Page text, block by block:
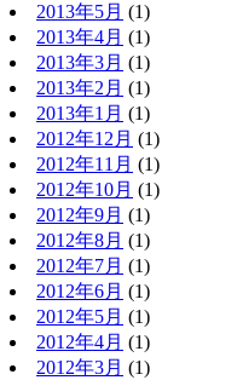
2013年5月 (1)
2013年4月 (1)
2013年3月 (1)
2013年2月 (1)
2013年1月 (1)
2012年12月 (1)
2012年11月 (1)
2012年10月 (1)
2012年9月 (1)
2012年8月 (1)
2012年7月 (1)
2012年6月 (1)
2012年5月 (1)
2012年4月 (1)
2012年3月 (1)